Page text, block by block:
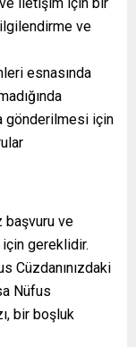
ve
esnasında
gönderilmesi için
başvuru ve
gereklidir.
Cüzdanınızdaki
Nüfus
bir boşluk